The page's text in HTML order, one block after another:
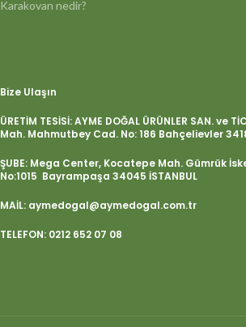
Karakovan nedir?
Bize Ulaşın
ÜRETİM TESİSİ: AYME DOĞAL ÜRÜNLER SAN. ve
Mah. Mahmutbey Cad. No: 186 Bahçelievler
ŞUBE: Mega Center, Kocatepe Mah. Gümrük
No:1015 Bayrampaşa 34045 İSTANBUL
MAİL: aymedogal@aymedogal.com.tr
TELEFON: 0212 652 07 08